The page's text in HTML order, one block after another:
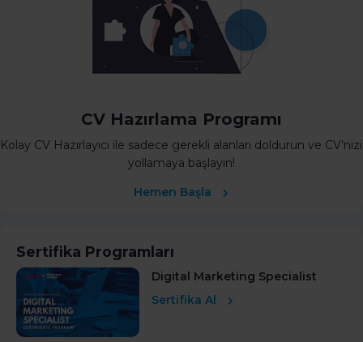
CV Hazırlama Programı
Kolay CV Hazırlayıcı ile sadece gerekli alanları doldurun ve CV’nizi
yollamaya başlayın!
Hemen Başla
Sertifika Programları
Digital Marketing Specialist
Sertifika Al